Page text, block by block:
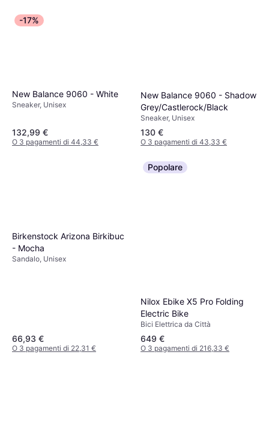
-17%
New Balance 9060 - White
Sneaker, Unisex
132,99 €
O 3 pagamenti di 44,33 €
New Balance 9060 - Shadow
Grey/Castlerock/Black
Sneaker, Unisex
130 €
O 3 pagamenti di 43,33 €
Birkenstock Arizona Birkibuc
- Mocha
Sandalo, Unisex
66,93 €
O 3 pagamenti di 22,31 €
Popolare
Nilox Ebike X5 Pro Folding
Electric Bike
Bici Elettrica da Città
649 €
O 3 pagamenti di 216,33 €